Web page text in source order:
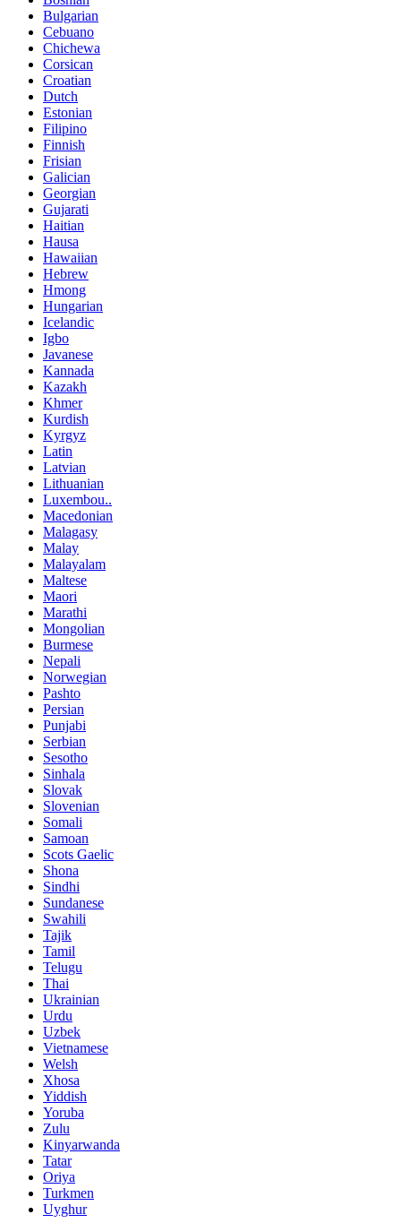
Bulgarian
Cebuano
Chichewa
Corsican
Croatian
Dutch
Estonian
Filipino
Finnish
Frisian
Galician
Georgian
Gujarati
Haitian
Hausa
Hawaiian
Hebrew
Hmong
Hungarian
Icelandic
Igbo
Javanese
Kannada
Kazakh
Khmer
Kurdish
Kyrgyz
Latin
Latvian
Lithuanian
Luxembou..
Macedonian
Malagasy
Malay
Malayalam
Maltese
Maori
Marathi
Mongolian
Burmese
Nepali
Norwegian
Pashto
Persian
Punjabi
Serbian
Sesotho
Sinhala
Slovak
Slovenian
Somali
Samoan
Scots Gaelic
Shona
Sindhi
Sundanese
Swahili
Tajik
Tamil
Telugu
Thai
Ukrainian
Urdu
Uzbek
Vietnamese
Welsh
Xhosa
Yiddish
Yoruba
Zulu
Kinyarwanda
Tatar
Oriya
Turkmen
Uyghur